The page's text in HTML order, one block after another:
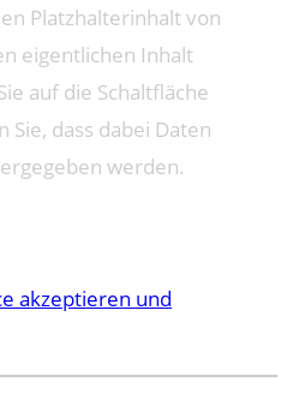
Platzhalterinhalt von
eigentlichen Inhalt
auf die Schaltfläche
dass dabei Daten
werden.
akzeptieren und